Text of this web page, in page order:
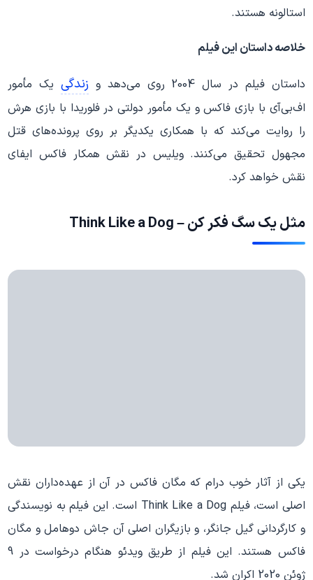
استالونه هستند.
خلاصه داستان این فیلم
داستان فیلم در سال 2004 روی می‌دهد و زندگی یک مأمور
اف‌بی‌آی با بازی فاکس و یک مأمور دولتی در فلوریدا با بازی هرش
را روایت می‌کند که با همکاری یکدیگر بر روی پرونده‌های قتل
مجهول تحقیق می‌کنند. ویلیس در نقش همکار فاکس ایفای
نقش خواهد کرد.
مثل یک سگ فکر کن – Think Like a Dog
یکی از آثار خوب درام که مگان فاکس در آن از عهده‌داران نقش
اصلی است، فیلم Think Like a Dog است. این فیلم به نویسندگی
و کارگردانی گیل جانگر، و بازیگران اصلی آن جاش دوهامل و مگان
فاکس هستند. این فیلم از طریق ویدئو هنگام درخواست در 9
ژوئن 2020 اکران شد.